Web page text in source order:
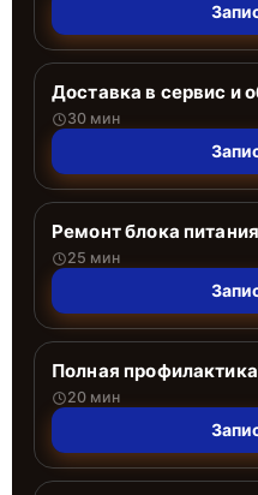
Доставка в сервис и
30 мин
Ремонт блока питания
25 мин
Полная профилактика
20 мин